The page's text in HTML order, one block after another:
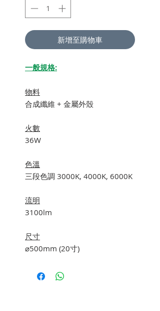
新增至購物車
一般規格:
物料
合成纖維 + 金屬外殼
火數
36W
色溫
三段色調 3000K, 4000K, 6000K
流明
3100lm
尺寸
⌀500mm (20寸)